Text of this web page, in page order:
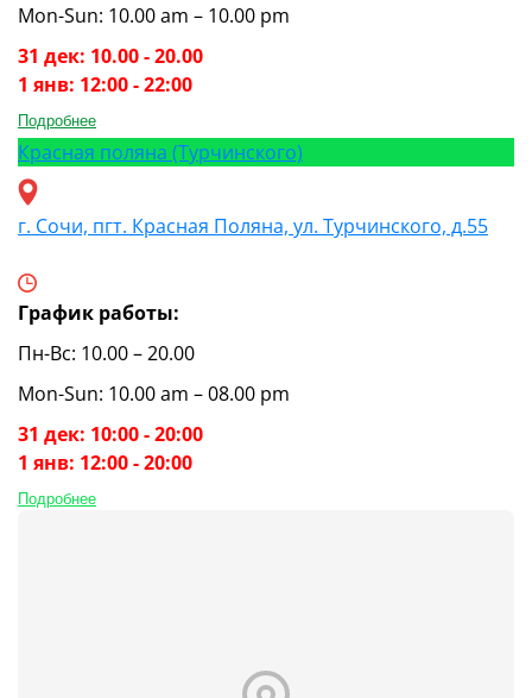
Mon-Sun: 10.00 am – 10.00 pm
31 дек: 10.00 - 20.00
1 янв: 12:00 - 22:00
Подробнее
Красная поляна (Турчинского)
г. Сочи, пгт. Красная Поляна, ул. Турчинского, д.55
График работы:
Пн-Вс: 10.00 – 20.00
Mon-Sun: 10.00 am – 08.00 pm
31 дек: 10:00 - 20:00
1 янв: 12:00 - 20:00
Подробнее